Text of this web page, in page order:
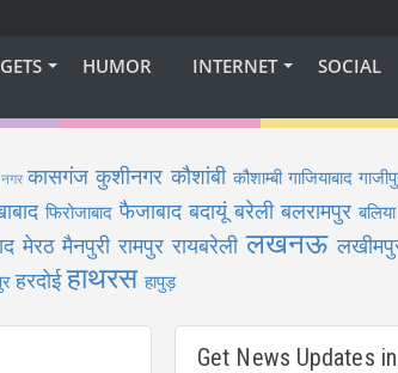
HUMOR INTERNET SOCIAL
कासगंज कुशीनगर कौशांबी कौशाम्बी गाजियाबाद
फिरोजाबाद फैजाबाद बदायूं बरेली बलरामपुर बलिया
मेरठ मैनपुरी रामपुर रायबरेली लखनऊ
हरदोई हाथरस हापुड़
Get News Updates